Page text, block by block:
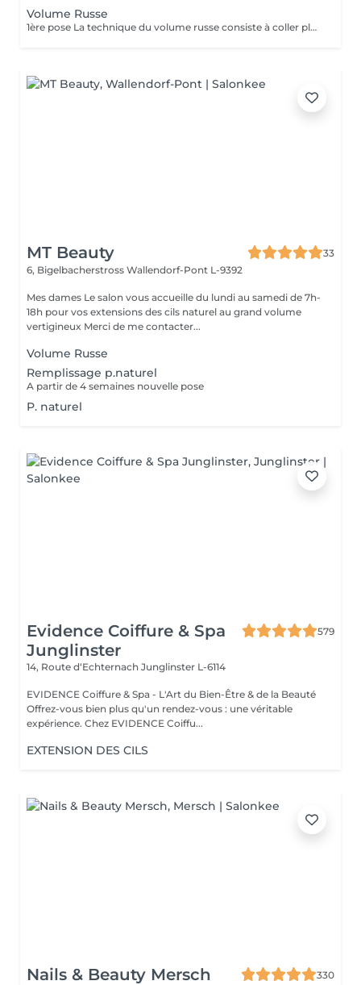
Volume Russe
1ère pose La technique du volume russe consiste à coller plusieurs faux cils sur chacun de vos cils naturels. De cette façon, il est possible d'agir sur leur longueur, leur courbure, leur épaisseur et leur volume
MT Beauty
33
6, Bigelbacherstross Wallendorf-Pont L-9392
Mes dames Le salon vous accueille du lundi au samedi de 7h-
18h pour vos extensions des cils naturel au grand volume
vertigineux Merci de me contacter...
Volume Russe
Remplissage p.naturel
A partir de 4 semaines nouvelle pose
P. naturel
Evidence Coiffure & Spa
Junglinster
579
14, Route d‘Echternach Junglinster L-6114
EVIDENCE Coiffure & Spa - L'Art du Bien-Être & de la Beauté
Offrez-vous bien plus qu'un rendez-vous : une véritable
expérience. Chez EVIDENCE Coiffu...
EXTENSION DES CILS
Nails & Beauty Mersch
330